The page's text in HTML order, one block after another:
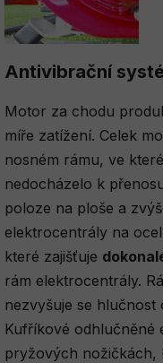
Antivibrační
Motor za chodu
míře zatížení. Celek
nosném rámu, ve
nedocházelo k
poloze na ploše a
elektrocentrály na
které zajišťuje
rám elektrocentrály.
nezvyšuje se
Kufříkové odhlučněné
pryžových nožičkách,